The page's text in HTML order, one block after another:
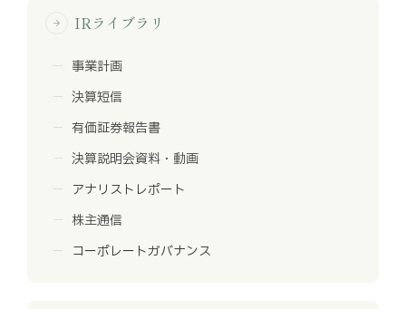
arrow_forward IRライブラリ
事業計画
決算短信
有価証券報告書
決算説明会資料・動画
アナリストレポート
株主通信
コーポレートガバナンス